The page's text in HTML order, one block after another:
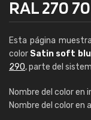
RAL 270
Esta página
color Satin soft
290, parte del
Nombre del color en
Nombre del color en